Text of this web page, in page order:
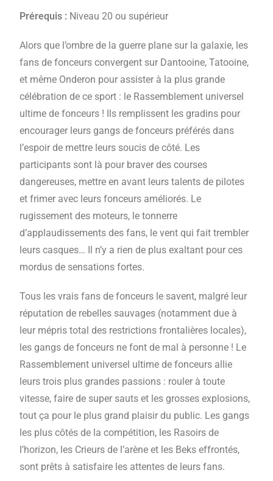
Prérequis : Niveau 20 ou supérieur
Alors que l’ombre de la guerre plane sur la galaxie, les
fans de fonceurs convergent sur Dantooine, Tatooine,
et même Onderon pour assister à la plus grande
célébration de ce sport : le Rassemblement universel
ultime de fonceurs ! Ils remplissent les gradins pour
encourager leurs gangs de fonceurs préférés dans
l’espoir de mettre leurs soucis de côté. Les
participants sont là pour braver des courses
dangereuses, mettre en avant leurs talents de pilotes
et frimer avec leurs fonceurs améliorés. Le
rugissement des moteurs, le tonnerre
d’applaudissements des fans, le vent qui fait trembler
leurs casques… Il n’y a rien de plus exaltant pour ces
mordus de sensations fortes.
Tous les vrais fans de fonceurs le savent, malgré leur
réputation de rebelles sauvages (notamment due à
leur mépris total des restrictions frontalières locales),
les gangs de fonceurs ne font de mal à personne ! Le
Rassemblement universel ultime de fonceurs allie
leurs trois plus grandes passions : rouler à toute
vitesse, faire de super sauts et les grosses explosions,
tout ça pour le plus grand plaisir du public. Les gangs
les plus côtés de la compétition, les Rasoirs de
l’horizon, les Crieurs de l’arène et les Beks effrontés,
sont prêts à satisfaire les attentes de leurs fans.